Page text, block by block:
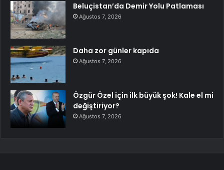
Beluçistan’da Demir Yolu Patlaması
Ağustos 7, 2026
Daha zor günler kapıda
Ağustos 7, 2026
Özgür Özel için ilk büyük şok! Kale el mi
değiştiriyor?
Ağustos 7, 2026